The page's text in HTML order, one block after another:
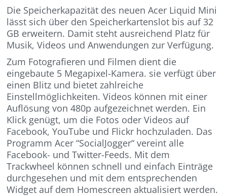
Die Speicherkapazität des neuen Acer Liquid Mini
lässt sich über den Speicherkartenslot bis auf 32
GB erweitern. Damit steht ausreichend Platz für
Musik, Videos und Anwendungen zur Verfügung.
Zum Fotografieren und Filmen dient die
eingebaute 5 Megapixel-Kamera. sie verfügt über
einen Blitz und bietet zahlreiche
Einstellmöglichkeiten. Videos können mit einer
Auflösung von 480p aufgezeichnet werden. Ein
Klick genügt, um die Fotos oder Videos auf
Facebook, YouTube und Flickr hochzuladen. Das
Programm Acer “SocialJogger“ vereint alle
Facebook- und Twitter-Feeds. Mit dem
Trackwheel können schnell und einfach Einträge
durchgesehen und mit dem entsprechenden
Widget auf dem Homescreen aktualisiert werden.